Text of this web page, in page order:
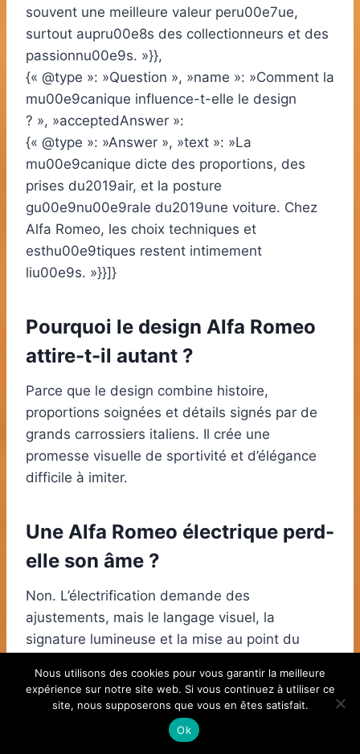
souvent une meilleure valeur peru00e7ue,
surtout aupru00e8s des collectionneurs et des
passionnu00e9s. »}},
{« @type »: »Question », »name »: »Comment la
mu00e9canique influence-t-elle le design
? », »acceptedAnswer »:
{« @type »: »Answer », »text »: »La
mu00e9canique dicte des proportions, des
prises du2019air, et la posture
gu00e9nu00e9rale du2019une voiture. Chez
Alfa Romeo, les choix techniques et
esthu00e9tiques restent intimement
liu00e9s. »}}]}
Pourquoi le design Alfa Romeo
attire-t-il autant ?
Parce que le design combine histoire,
proportions soignées et détails signés par de
grands carrossiers italiens. Il crée une
promesse visuelle de sportivité et d’élégance
difficile à imiter.
Une Alfa Romeo électrique perd-
elle son âme ?
Non. L’électrification demande des
ajustements, mais le langage visuel, la
signature lumineuse et la mise au point du
l’émotion de conduite.
Est-ce qu’une Alfa Romeo garde
Nous utilisons des cookies pour vous garantir la meilleure
expérience sur notre site web. Si vous continuez à utiliser ce
site, nous supposerons que vous en êtes satisfait.
Ok